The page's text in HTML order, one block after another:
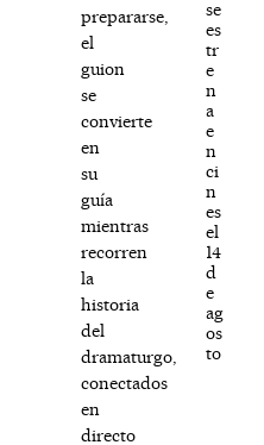
prepararse,
el
guion
se
convierte
en
su
guía
mientras
recorren
la
historia
del
dramaturgo,
conectados
en
directo
se
es
tr
e
n
a
e
n
ci
n
es
el
14
d
e
ag
os
to